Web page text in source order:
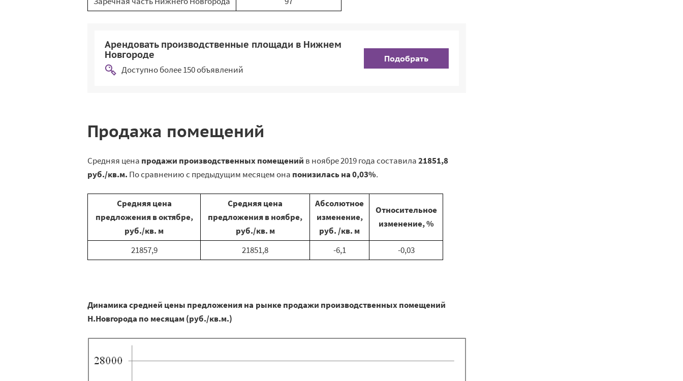
Арендовать производственные площади в Нижнем
Новгороде
Доступно более 150 объявлений
Подобрать
Продажа помещений
Средняя цена продажи производственных помещений в ноябре 2019 года составила21851,8
руб./кв.м. По сравнению с предыдущим месяцем она понизилась на 0,03%.
Средняя цена
предложения в октябре,
руб./кв. м
Средняя цена
предложения в ноябре,
руб./кв. м
Абсолютное
изменение,
руб. /кв. м
Относительное
изменение, %
21857,9 21851,8 -6,1 -0,03
Динамика средней цены предложения на рынке продажи производственных помещений
Н.Новгорода по месяцам (руб./кв.м.)